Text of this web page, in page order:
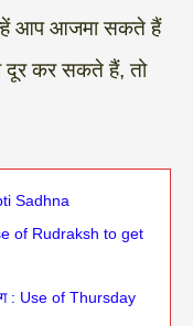
आप आजमा सकते हैं
कर सकते हैं, तो
Sadhna
of Rudraksh to get
: Use of Thursday